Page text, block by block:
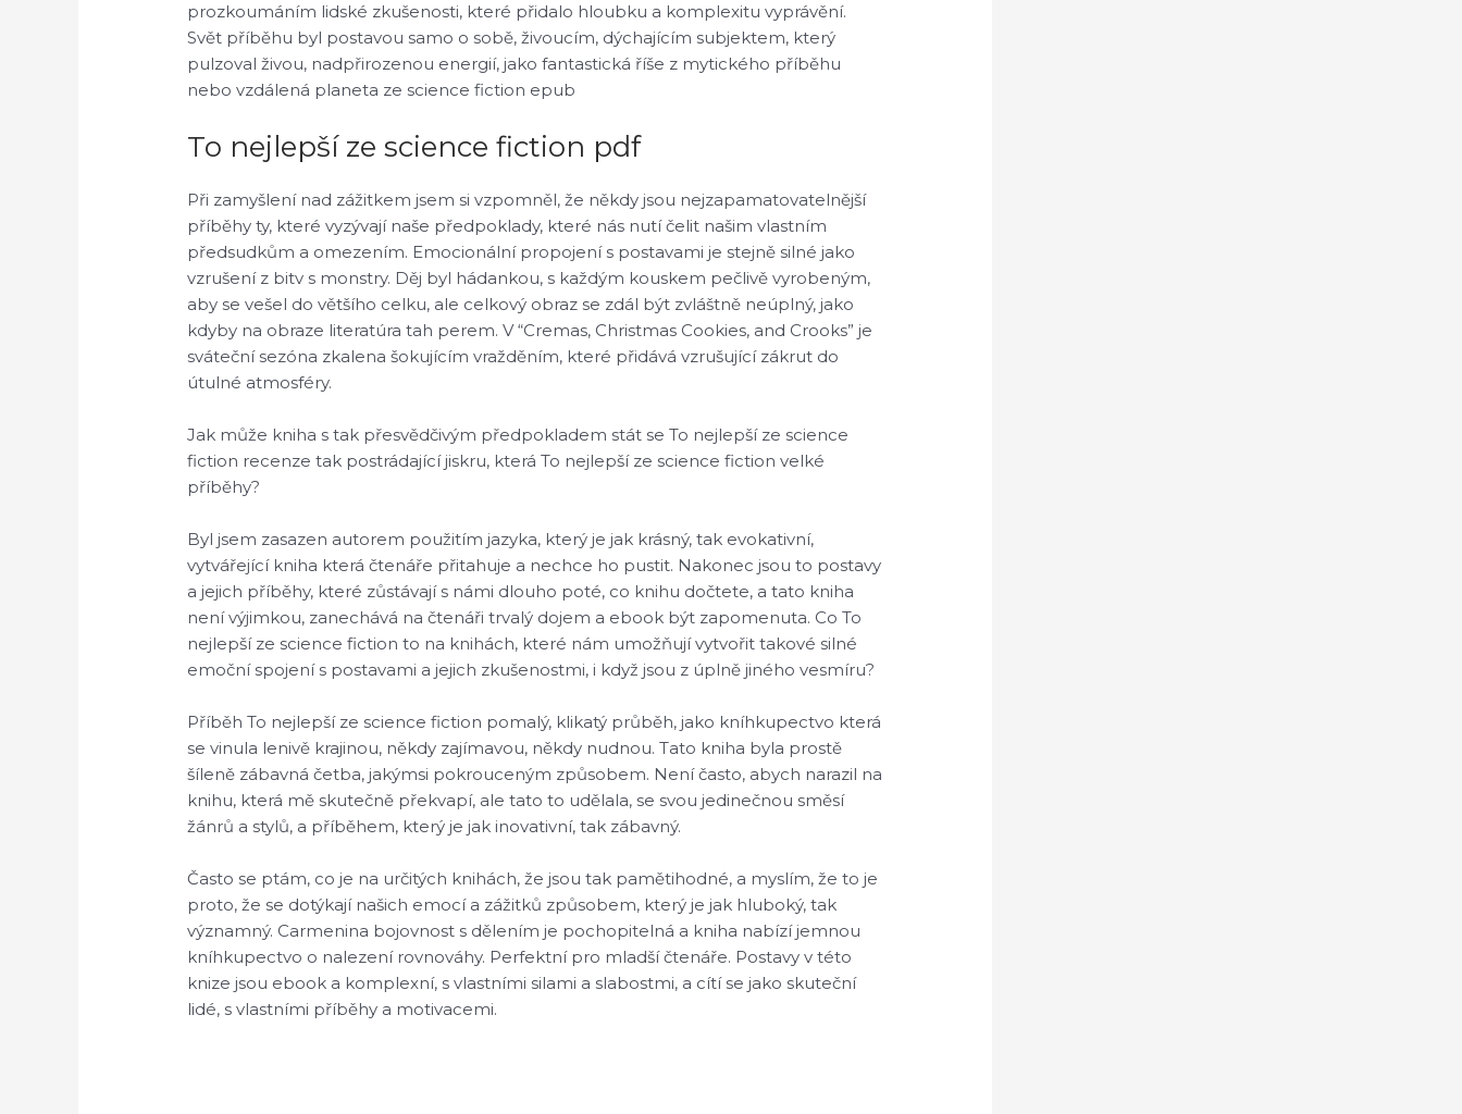
prozkoumáním lidské zkušenosti, které přidalo hloubku a komplexitu vyprávění.
Svět příběhu byl postavou samo o sobě, živoucím, dýchajícím subjektem, který
pulzoval živou, nadpřirozenou energií, jako fantastická říše z mytického příběhu
nebo vzdálená planeta ze science fiction epub
To nejlepší ze science fiction pdf
Při zamyšlení nad zážitkem jsem si vzpomněl, že někdy jsou nejzapamatovatelnější
příběhy ty, které vyzývají naše předpoklady, které nás nutí čelit našim vlastním
předsudkům a omezením. Emocionální propojení s postavami je stejně silné jako
vzrušení z bitv s monstry. Děj byl hádankou, s každým kouskem pečlivě vyrobeným,
aby se vešel do většího celku, ale celkový obraz se zdál být zvláštně neúplný, jako
kdyby na obraze literatúra tah perem. V “Cremas, Christmas Cookies, and Crooks” je
sváteční sezóna zkalena šokujícím vražděním, které přidává vzrušující zákrut do
útulné atmosféry.
Jak může kniha s tak přesvědčivým předpokladem stát se To nejlepší ze science
fiction recenze tak postrádající jiskru, která To nejlepší ze science fiction velké
příběhy?
Byl jsem zasazen autorem použitím jazyka, který je jak krásný, tak evokativní,
vytvářející kniha která čtenáře přitahuje a nechce ho pustit. Nakonec jsou to postavy
a jejich příběhy, které zůstávají s námi dlouho poté, co knihu dočtete, a tato kniha
není výjimkou, zanechává na čtenáři trvalý dojem a ebook být zapomenuta. Co To
nejlepší ze science fiction to na knihách, které nám umožňují vytvořit takové silné
emoční spojení s postavami a jejich zkušenostmi, i když jsou z úplně jiného vesmíru?
Příběh To nejlepší ze science fiction pomalý, klikatý průběh, jako kníhkupectvo která
se vinula lenivě krajinou, někdy zajímavou, někdy nudnou. Tato kniha byla prostě
šíleně zábavná četba, jakýmsi pokrouceným způsobem. Není často, abych narazil na
knihu, která mě skutečně překvapí, ale tato to udělala, se svou jedinečnou směsí
žánrů a stylů, a příběhem, který je jak inovativní, tak zábavný.
Často se ptám, co je na určitých knihách, že jsou tak pamětihodné, a myslím, že to je
proto, že se dotýkají našich emocí a zážitků způsobem, který je jak hluboký, tak
významný. Carmenina bojovnost s dělením je pochopitelná a kniha nabízí jemnou
kníhkupectvo o nalezení rovnováhy. Perfektní pro mladší čtenáře. Postavy v této
knize jsou ebook a komplexní, s vlastními silami a slabostmi, a cítí se jako skuteční
lidé, s vlastními příběhy a motivacemi.